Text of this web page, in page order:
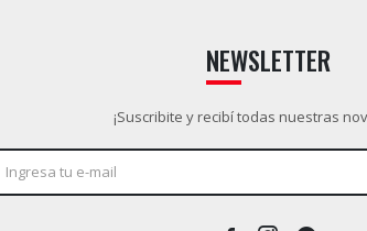
NEWSLETTER
¡Suscribite y recibí todas nuestras